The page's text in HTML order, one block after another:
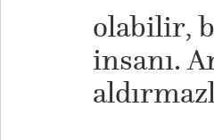
olabilir,
insanı.